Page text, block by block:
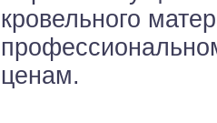
кровельного
ценам.